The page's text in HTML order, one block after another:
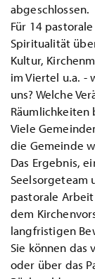
abgeschlossen.
Für 14
Spiritualität
Kultur,
im Viertel u.a. -
uns? Welche
Räumlichkeiten
Viele
die Gemeinde
Das Ergebnis,
Seelsorgeteam
pastorale
dem
langfristigen
Sie können das
oder über das